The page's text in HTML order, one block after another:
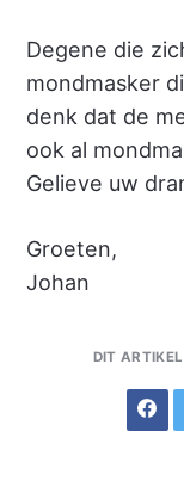
Degene die
mondmasker
denk dat de
ook al
Gelieve uw
Groeten,
Johan
DIT